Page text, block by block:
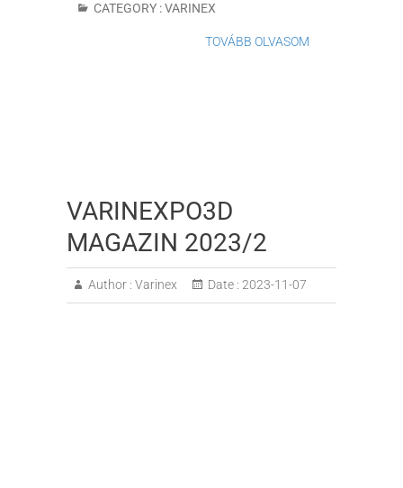
CATEGORY :VARINEX
TOVÁBB OLVASOM
VARINEXPO3D
MAGAZIN 2023/2
Author : Varinex Date : 2023-11-07